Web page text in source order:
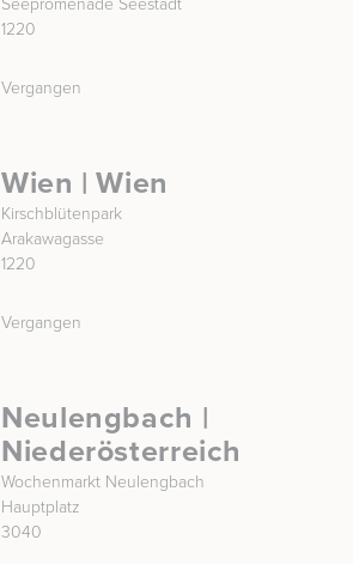
Seepromenade Seestadt
1220
Vergangen
Wien | Wien
Kirschblütenpark
Arakawagasse
1220
Vergangen
Neulengbach |
Niederösterreich
Wochenmarkt Neulengbach
Hauptplatz
3040